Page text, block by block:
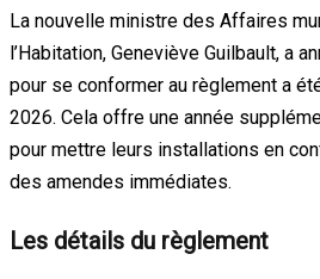
La nouvelle ministre des Affaires
l’Habitation, Geneviève Guilbault, a
pour se conformer au règlement a
2026. Cela offre une année
pour mettre leurs installations en
des amendes immédiates.
Les détails du règlement